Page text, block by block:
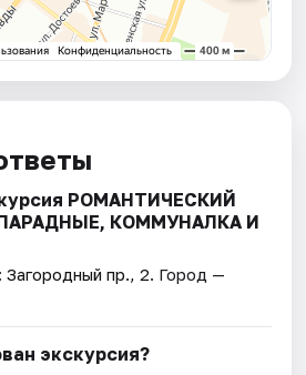
РОМАНТИЧЕСКИЙ
КОММУНАЛКА И
Загородный пр., 2. Город —
экскурсия?